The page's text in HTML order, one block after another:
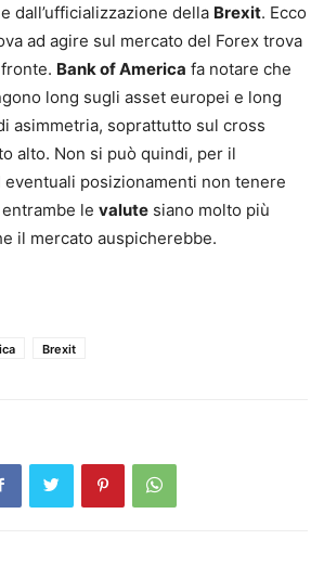
e dall’ufficializzazione della Brexit. Ecco
ad agire sul mercato del Forex trova
Bank of America fa notare che
long sugli asset europei e long
asimmetria, soprattutto sul cross
alto. Non si può quindi, per il
posizionamenti non tenere
le valute siano molto più
il mercato auspicherebbe.
Brexit